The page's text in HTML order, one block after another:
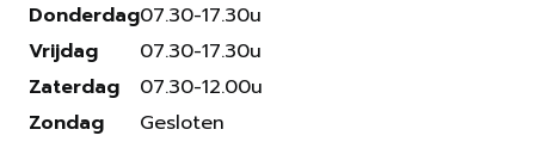
Donderdag
Vrijdag
Zaterdag
Zondag
07.30-17.30u
07.30-17.30u
07.30-12.00u
Gesloten